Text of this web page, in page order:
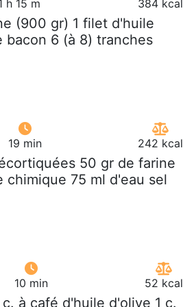
h 15 m 384 kcal
(900 gr) 1 filet d'huile
bacon 6 (à 8) tranches
19 min 242 kcal
50 gr de farine
chimique 75 ml d'eau sel
10 min 52 kcal
à café d'huile d'olive 1 c.